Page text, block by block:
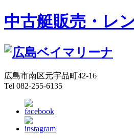
中古艇販売・レ
広島市南区元宇品町42-16
Tel 082-255-6135